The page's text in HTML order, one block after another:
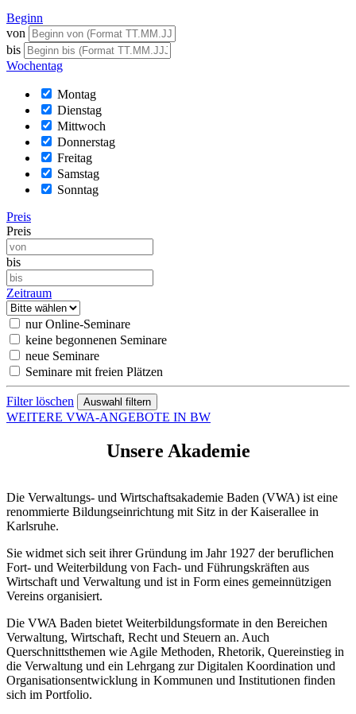
Beginn
von
bis
Wochentag
Montag
Dienstag
Mittwoch
Donnerstag
Freitag
Samstag
Sonntag
Preis
Preis
bis
Zeitraum
nur Online-Seminare
keine begonnenen Seminare
neue Seminare
Seminare mit freien Plätzen
Filter löschen
WEITERE VWA-ANGEBOTE IN BW
Unsere Akademie
Die Verwaltungs- und Wirtschaftsakademie Baden (VWA) ist eine
renommierte Bildungseinrichtung mit Sitz in der Kaiserallee in
Karlsruhe.
Sie widmet sich seit ihrer Gründung im Jahr 1927 der beruflichen
Fort- und Weiterbildung von Fach- und Führungskräften aus
Wirtschaft und Verwaltung und ist in Form eines gemeinnützigen
Vereins organisiert.
Die VWA Baden bietet Weiterbildungsformate in den Bereichen
Verwaltung, Wirtschaft, Recht und Steuern an. Auch
Querschnittsthemen wie Agile Methoden, Rhetorik, Quereinstieg in
die Verwaltung und ein Lehrgang zur Digitalen Koordination und
Organisationsentwicklung in Kommunen und Institutionen finden
sich im Portfolio.